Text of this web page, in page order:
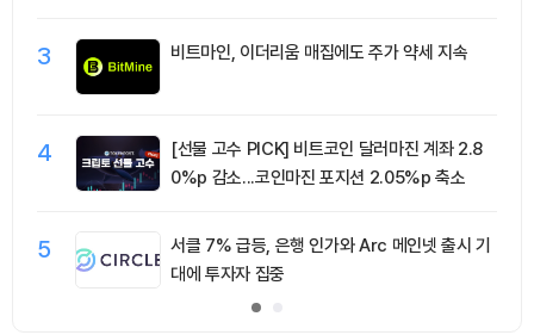
3 비트마인, 이더리움 매집에도 주가 약세 지속
4
[선물 고수 PICK] 비트코인 달러마진 계좌 2.8
0%p 감소...코인마진 포지션 2.05%p 축소
5
서클 7% 급등, 은행 인가와 Arc 메인넷 출시 기
대에 투자자 집중